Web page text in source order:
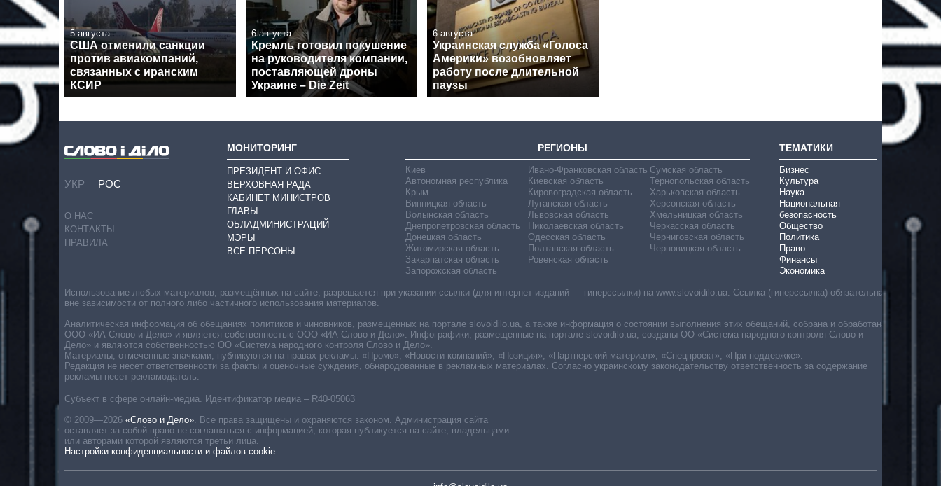
5 августа
США отменили санкции
против авиакомпаний,
связанных с иранским
КСИР
6 августа
Кремль готовил покушение
на руководителя компании,
поставляющей дроны
Украине – Die Zeit
6 августа
Украинская служба «Голоса
Америки» возобновляет
работу после длительной
паузы
УКР РОС
О НАС
КОНТАКТЫ
ПРАВИЛА
МОНИТОРИНГ
ПРЕЗИДЕНТ И ОФИС
ВЕРХОВНАЯ РАДА
КАБИНЕТ МИНИСТРОВ
ГЛАВЫ
ОБЛАДМИНИСТРАЦИЙ
МЭРЫ
ВСЕ ПЕРСОНЫ
РЕГИОНЫ
Киев
Автономная республика
Крым
Винницкая область
Волынская область
Днепропетровская область
Донецкая область
Житомирская область
Закарпатская область
Запорожская область
Ивано-Франковская область
Киевская область
Кировоградская область
Луганская область
Львовская область
Николаевская область
Одесская область
Полтавская область
Ровенская область
Сумская область
Тернопольская область
Харьковская область
Херсонская область
Хмельницкая область
Черкасская область
Черниговская область
Черновицкая область
ТЕМАТИКИ
Бизнес
Культура
Наука
Национальная
безопасность
Общество
Политика
Право
Финансы
Экономика
Субъект в сфере онлайн-медиа. Идентификатор медиа – R40-05063
© 2009—2026 «Слово и Дело». Все права защищены и охраняются законом. Администрация сайта
оставляет за собой право не соглашаться с информацией, которая публикуется на сайте, владельцами
или авторами которой являются третьи лица.
Настройки конфиденциальности и файлов cookie
Использование любых материалов, размещённых на сайте, разрешается при указании ссылки (для интернет-изданий — гиперссылки) на www.slovoidilo.ua. Ссылка (гиперссылка) обязательна
вне зависимости от полного либо частичного использования материалов.
Аналитическая информация об обещаниях политиков и чиновников, размещенных на портале slovoidilo.ua, а также информация о состоянии выполнения этих обещаний, собрана и обработана
ООО «ИА Слово и Дело» и является собственностью ООО «ИА Слово и Дело». Инфографики, размещенные на портале slovoidilo.ua, созданы ОО «Система народного контроля Слово и
Дело» и являются собственностью ОО «Система народного контроля Слово и Дело».
Материалы, отмеченные значками, публикуются на правах рекламы: «Промо», «Новости компаний», «Позиция», «Партнерский материал», «Спецпроект», «При поддержке».
Редакция не несет ответственности за факты и оценочные суждения, обнародованные в рекламных материалах. Согласно украинскому законодательству ответственность за содержание
рекламы несет рекламодатель.